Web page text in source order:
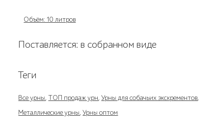
Объём: 10 литров
Поставляется: в собранном виде
Теги
Все урны,ТОП продаж урн,Урны для собачьих экскрементов,
Металлические урны,Урны оптом